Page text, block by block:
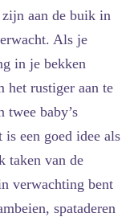
aan de buik in
Als je
in je bekken
het rustiger aan te
twee baby’s
een goed idee als
taken van de
verwachting bent
spataderen